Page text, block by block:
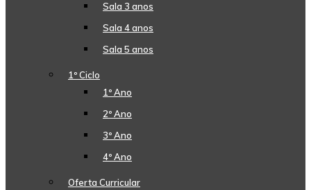
Sala 3 anos
Sala 4 anos
Sala 5 anos
1º Ciclo
1º Ano
2º Ano
3º Ano
4º Ano
Oferta Curricular